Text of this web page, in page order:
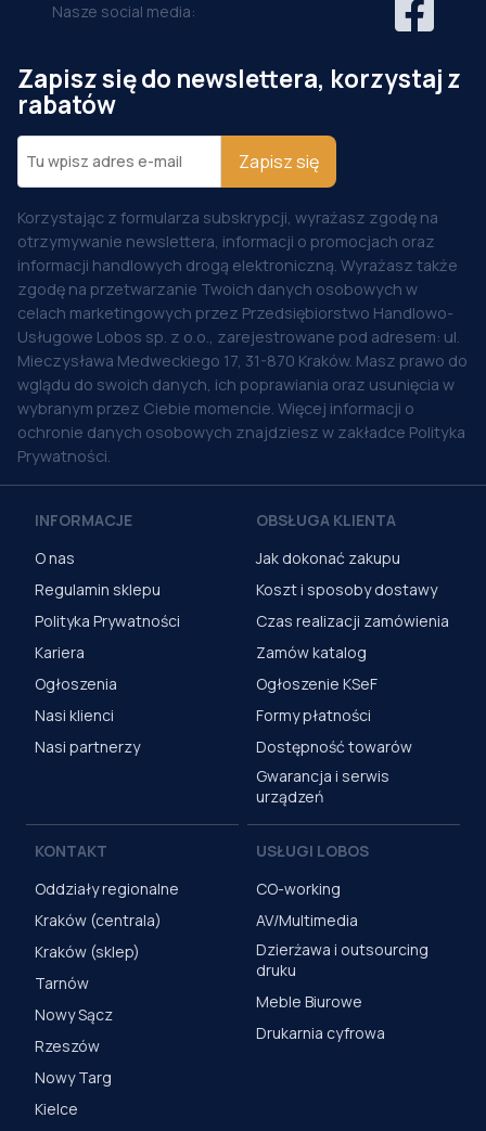
Nasze social media:
Zapisz się do newslettera, korzystaj z
rabatów
Zapisz się
Korzystając z formularza subskrypcji, wyrażasz zgodę na
otrzymywanie newslettera, informacji o promocjach oraz
informacji handlowych drogą elektroniczną. Wyrażasz także
zgodę na przetwarzanie Twoich danych osobowych w
celach marketingowych przez Przedsiębiorstwo Handlowo-
Usługowe Lobos sp. z o.o., zarejestrowane pod adresem: ul.
Mieczysława Medweckiego 17, 31-870 Kraków. Masz prawo do
wglądu do swoich danych, ich poprawiania oraz usunięcia w
wybranym przez Ciebie momencie. Więcej informacji o
ochronie danych osobowych znajdziesz w zakładce Polityka
Prywatności.
INFORMACJE
O nas
Regulamin sklepu
Polityka Prywatności
Kariera
Ogłoszenia
Nasi klienci
Nasi partnerzy
OBSŁUGA KLIENTA
Jak dokonać zakupu
Koszt i sposoby dostawy
Czas realizacji zamówienia
Zamów katalog
Ogłoszenie KSeF
Formy płatności
Dostępność towarów
Gwarancja i serwis
urządzeń
KONTAKT
Oddziały regionalne
Kraków (centrala)
Kraków (sklep)
Tarnów
Nowy Sącz
Rzeszów
Nowy Targ
Kielce
USŁUGI LOBOS
CO-working
AV/Multimedia
Dzierżawa i outsourcing
druku
Meble Biurowe
Drukarnia cyfrowa